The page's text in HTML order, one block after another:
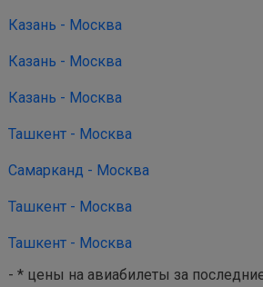
Казань - Москва
Казань - Москва
Казань - Москва
Ташкент - Москва
Самарканд - Москва
Ташкент - Москва
Ташкент - Москва
- * цены на авиабилеты за